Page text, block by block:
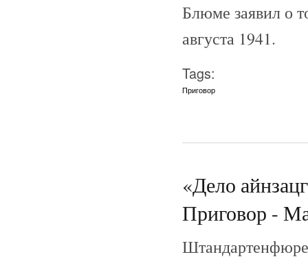
Блюме заявил о
августа 1941.
Tags:
Приговор
«Дело
Приговор -